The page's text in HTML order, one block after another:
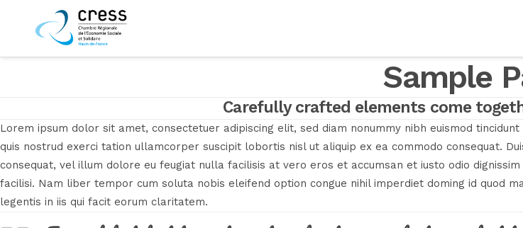
Sample
Carefully crafted elements come
Lorem ipsum dolor sit amet, consectetuer adipiscing elit, sed diam nonummy nibh euismod
quis nostrud exerci tation ullamcorper suscipit lobortis nisl ut aliquip ex ea commodo consequat.
consequat, vel illum dolore eu feugiat nulla facilisis at vero eros et accumsan et iusto odio
facilisi. Nam liber tempor cum soluta nobis eleifend option congue nihil imperdiet doming id quod
legentis in iis qui facit eorum claritatem.